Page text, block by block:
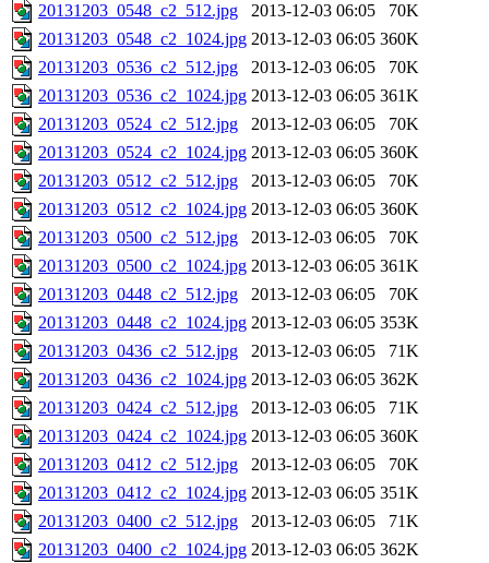
20131203_0548_c2_512.jpg
2013-12-03 06:05
70K
20131203_0548_c2_1024.jpg 2013-12-03 06:05 360K
20131203_0536_c2_512.jpg
2013-12-03 06:05
70K
20131203_0536_c2_1024.jpg 2013-12-03 06:05 361K
20131203_0524_c2_512.jpg
2013-12-03 06:05
70K
20131203_0524_c2_1024.jpg 2013-12-03 06:05 360K
20131203_0512_c2_512.jpg
2013-12-03 06:05
70K
20131203_0512_c2_1024.jpg 2013-12-03 06:05 360K
20131203_0500_c2_512.jpg
2013-12-03 06:05
70K
20131203_0500_c2_1024.jpg 2013-12-03 06:05 361K
20131203_0448_c2_512.jpg
2013-12-03 06:05
70K
20131203_0448_c2_1024.jpg 2013-12-03 06:05 353K
20131203_0436_c2_512.jpg
2013-12-03 06:05
71K
20131203_0436_c2_1024.jpg 2013-12-03 06:05 362K
20131203_0424_c2_512.jpg
2013-12-03 06:05
71K
20131203_0424_c2_1024.jpg 2013-12-03 06:05 360K
20131203_0412_c2_512.jpg
2013-12-03 06:05
70K
20131203_0412_c2_1024.jpg 2013-12-03 06:05 351K
20131203_0400_c2_512.jpg
2013-12-03 06:05
71K
20131203_0400_c2_1024.jpg 2013-12-03 06:05 362K